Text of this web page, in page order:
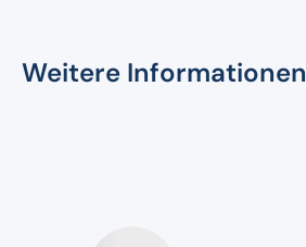
Weitere Informationen